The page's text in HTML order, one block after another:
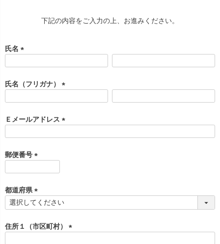
下記の内容をご入力の上、お進みください。
氏名
須
)
氏名（フリガナ）
須
)
Ｅメールアドレス
郵便番号
須
)
都道府県
(
須
)
住所１（市区町村）